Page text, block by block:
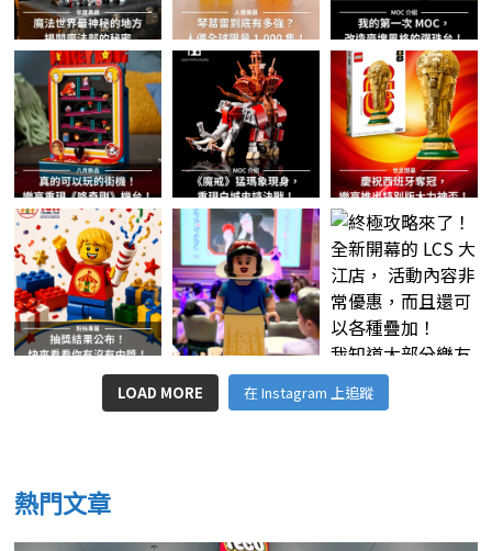
LOAD MORE 在 Instagram 上追蹤
熱門文章